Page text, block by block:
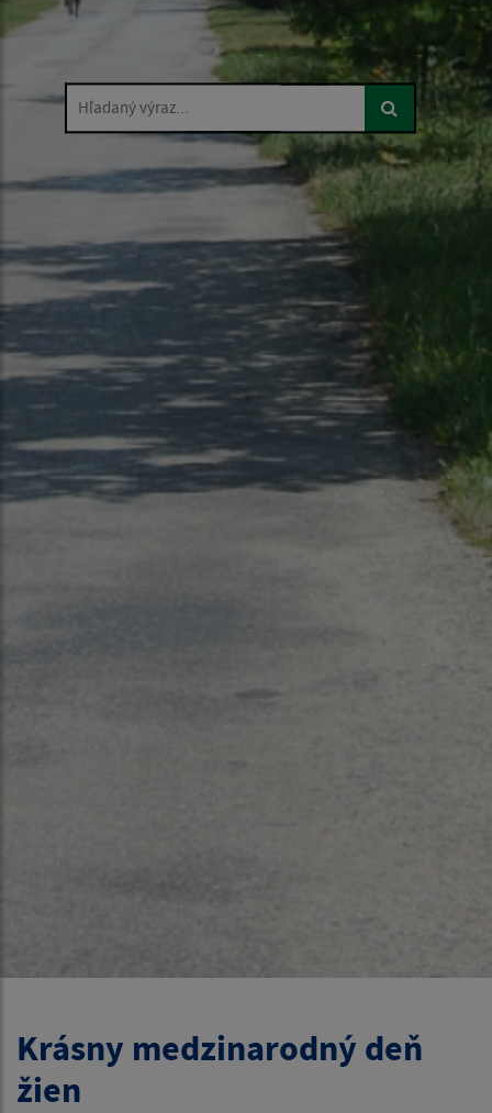
Hľadaný výraz...
Krásny medzinarodný deň
žien